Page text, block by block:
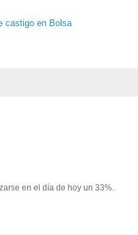
castigo en Bolsa
en el día de hoy un 33%.